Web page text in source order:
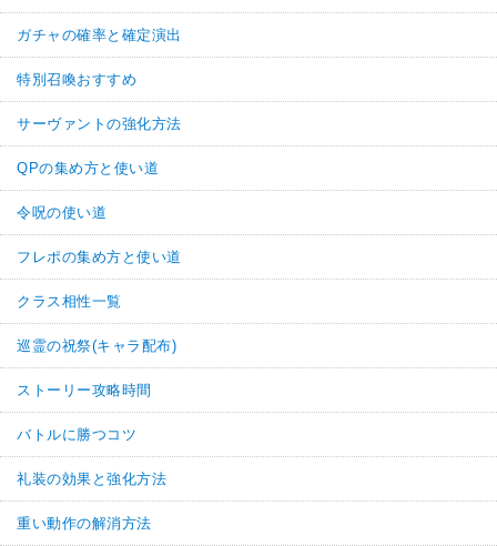
ガチャの確率と確定演出
特別召喚おすすめ
サーヴァントの強化方法
QPの集め方と使い道
令呪の使い道
フレポの集め方と使い道
クラス相性一覧
巡霊の祝祭(キャラ配布)
ストーリー攻略時間
バトルに勝つコツ
礼装の効果と強化方法
重い動作の解消方法